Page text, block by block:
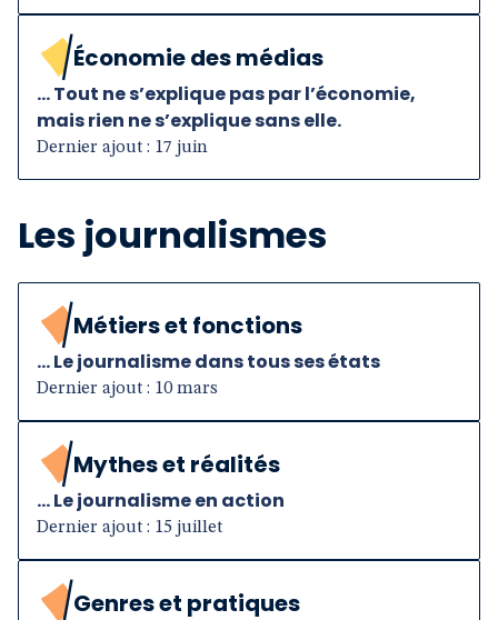
Économie des médias
... Tout ne s’explique pas par l’économie,
mais rien ne s’explique sans elle.
Dernier ajout : 17 juin
Les journalismes
Métiers et fonctions
... Le journalisme dans tous ses états
Dernier ajout : 10 mars
Mythes et réalités
... Le journalisme en action
Dernier ajout : 15 juillet
Genres et pratiques